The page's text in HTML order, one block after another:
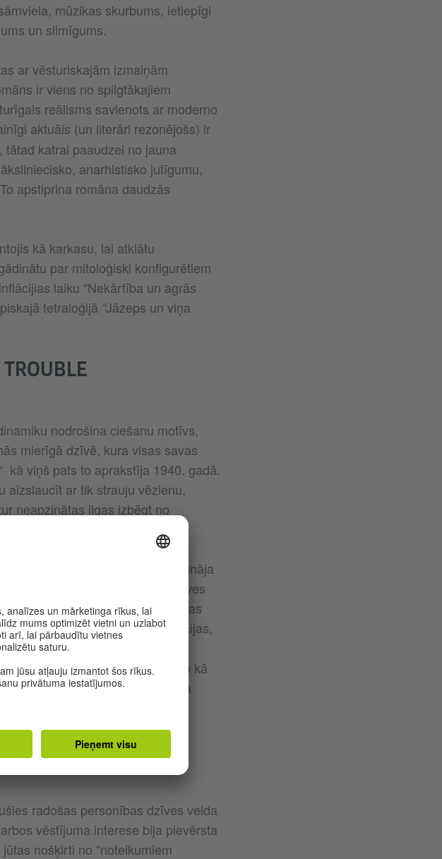
mūzikas skurbums, ietiepīgi
un slimīgums.
ar vēsturiskajām izmaiņām
ir viens no spilgtākajiem
reālisms savienots ar moderno
aktuāls (un literāri rezonējošs) ir
katrai paaudzei no jauna
anarhistisko jutīgumu,
apstiprina romāna daudzās
kā karkasu, lai atklātu
par mitoloģiski konfigurētiem
laiku “Nekārtība un agrās
tetraloģijā “Jāzeps un viņa
nodrošina ciešanu motīvs,
mierīgā dzīvē, kura visas savas
kā viņš pats to aprakstīja 1940. gadā.
aizslaucīt ar tik strauju vēzienu,
neapzinātas ilgas izbēgt no
kas visa mūža garumā nodarbināja
un paša izvēlēto pilsonisko dzīves
neveiksmīgus vīrišķības
identitātes konstrukcijas,
Felix Krull)
spektrs atklāj viņu kā
ģermānists un Tomasa Manna
MĀKSLU
radošas personības dzīves veida
vēstījuma interese bija pievērsta
nošķirti no “noteikumiem